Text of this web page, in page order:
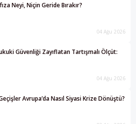
Neyi, Niçin Geride Bırakır?
04 Ağu 2026
Güvenliği Zayıflatan Tartışmalı Ölçüt:
04 Ağu 2026
Avrupa’da Nasıl Siyasi Krize Dönüştü?